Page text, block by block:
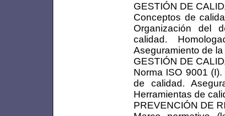
GESTIÓN DE
Conceptos de
Organización del
calidad.
Aseguramiento de
GESTIÓN DE
Norma ISO 9001
de calidad.
Herramientas de
PREVENCIÓN DE